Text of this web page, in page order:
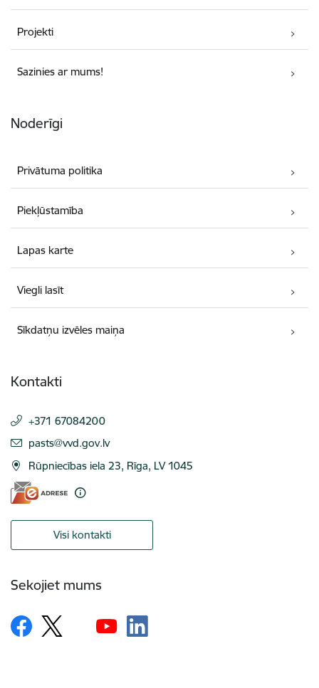
Projekti
Sazinies ar mums!
Noderīgi
Privātuma politika
Piekļūstamība
Lapas karte
Viegli lasīt
Sīkdatņu izvēles maiņa
Kontakti
+371 67084200
E-pasts:
pasts@vvd.gov.lv
Rūpniecības iela 23, Rīga, LV 1045
Visi kontakti
Sekojiet mums